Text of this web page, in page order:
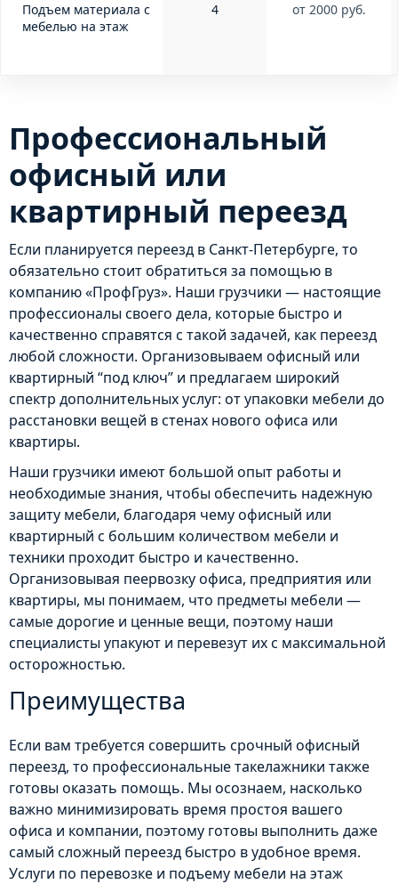
Подъем материала с
мебелью на этаж
4 от 2000 руб.
Профессиональный
офисный или
квартирный переезд
Если планируется переезд в Санкт-Петербурге, то
обязательно стоит обратиться за помощью в
компанию «ПрофГруз». Наши грузчики — настоящие
профессионалы своего дела, которые быстро и
качественно справятся с такой задачей, как переезд
любой сложности. Организовываем офисный или
квартирный “под ключ” и предлагаем широкий
спектр дополнительных услуг: от упаковки мебели до
расстановки вещей в стенах нового офиса или
квартиры.
Наши грузчики имеют большой опыт работы и
необходимые знания, чтобы обеспечить надежную
защиту мебели, благодаря чему офисный или
квартирный с большим количеством мебели и
техники проходит быстро и качественно.
Организовывая пеервозку офиса, предприятия или
квартиры, мы понимаем, что предметы мебели —
самые дорогие и ценные вещи, поэтому наши
специалисты упакуют и перевезут их с максимальной
осторожностью.
Преимущества
Если вам требуется совершить срочный офисный
переезд, то профессиональные такелажники также
готовы оказать помощь. Мы осознаем, насколько
важно минимизировать время простоя вашего
офиса и компании, поэтому готовы выполнить даже
самый сложный переезд быстро в удобное время.
Услуги по перевозке и подъему мебели на этаж